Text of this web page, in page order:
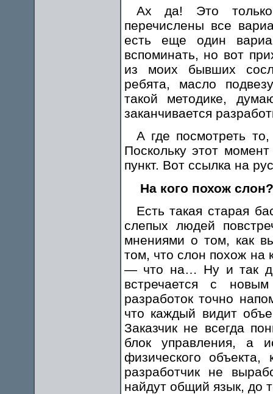
Ах да! Это только
перечислены все
есть еще один
вспоминать, но вот
из моих бывших
ребята, масло
такой методике,
заканчивается
А где посмотреть
Поскольку этот
пункт. Вот ссылка на
На кого похож
Есть такая старая
слепых людей
мнениями о том, как
том, что слон похож на
— что на… Ну и так
встречается с
разработок точно
что каждый видит
Заказчик не всегда
блок управления, а
физического
разработчик не
найдут общий язык, до